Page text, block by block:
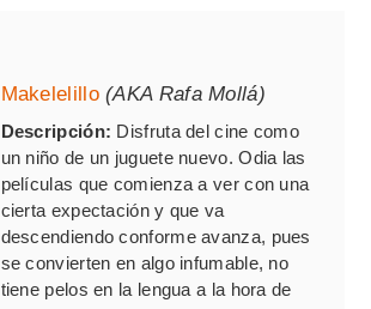
Makelelillo (AKA Rafa Mollá)
Descripción: Disfruta del cine como
un niño de un juguete nuevo. Odia las
películas que comienza a ver con una
cierta expectación y que va
descendiendo conforme avanza, pues
se convierten en algo infumable, no
tiene pelos en la lengua a la hora de